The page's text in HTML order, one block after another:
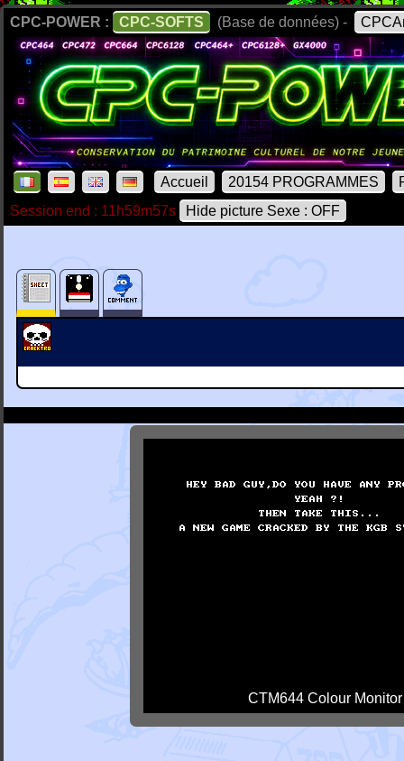
CPC-POWER : CPC-SOFTS (Base de données) -
Accueil 20154 PROGRAMMES
Session end : 11h59m57s
Hide picture Sexe : OFF
CTM644 Colour Monitor